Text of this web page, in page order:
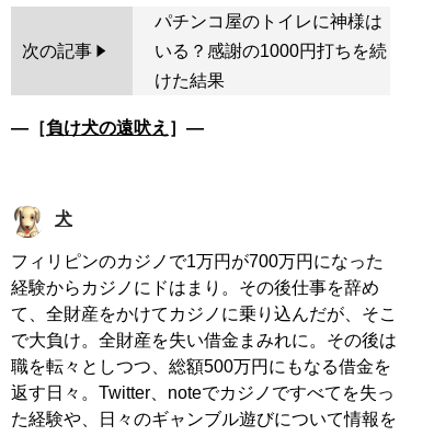
次の記事
パチンコ屋のトイレに神様は
いる？感謝の1000円打ちを続
けた結果
―［負け犬の遠吠え ］―
犬
フィリピンのカジノで1万円が700万円になった
経験からカジノにドはまり。その後仕事を辞め
て、全財産をかけてカジノに乗り込んだが、そこ
で大負け。全財産を失い借金まみれに。その後は
職を転々としつつ、総額500万円にもなる借金を
返す日々。Twitter、noteでカジノですべてを失っ
た経験や、日々のギャンブル遊びについて情報を